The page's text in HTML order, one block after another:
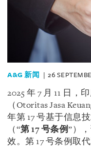
A&G 新闻 26
2025 年 7 月 11 日，
（Otoritas Jasa
年第 17 号基于信息
（“第 17 号条例”），
效。第 17 号条例取